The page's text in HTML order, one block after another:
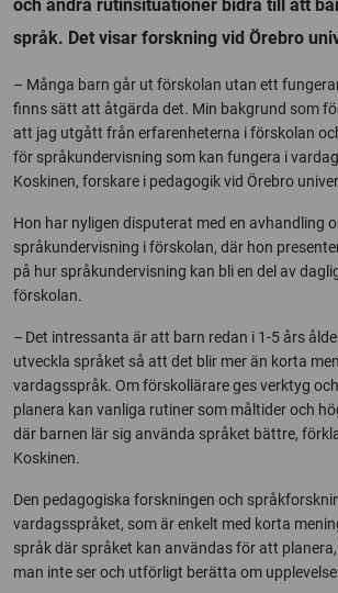
och andra rutinsituationer bidra till att
språk. Det visar forskning vid Örebro
– Många barn går ut förskolan utan ett
finns sätt att åtgärda det. Min bakgrund som
att jag utgått från erfarenheterna i förskolan
för språkundervisning som kan fungera i
Koskinen, forskare i pedagogik vid Örebro
Hon har nyligen disputerat med en avhandling
språkundervisning i förskolan, där hon
på hur språkundervisning kan bli en del av
förskolan.
– Det intressanta är att barn redan i 1-5 års
utveckla språket så att det blir mer än korta
vardagsspråk. Om förskollärare ges verktyg
planera kan vanliga rutiner som måltider och
där barnen lär sig använda språket bättre,
Koskinen.
Den pedagogiska forskningen och
vardagsspråket, som är enkelt med korta
språk där språket kan användas för att
man inte ser och utförligt berätta om